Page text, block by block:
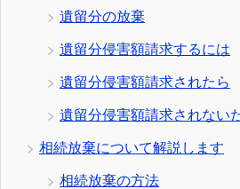
遺留分の放棄
遺留分侵害額請求するには
遺留分侵害額請求されたら
遺留分侵害額請求されない
相続放棄について解説します
相続放棄の方法